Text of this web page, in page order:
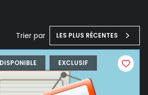
Trier par LES PLUS RÉCENTES
EXCLUSIF